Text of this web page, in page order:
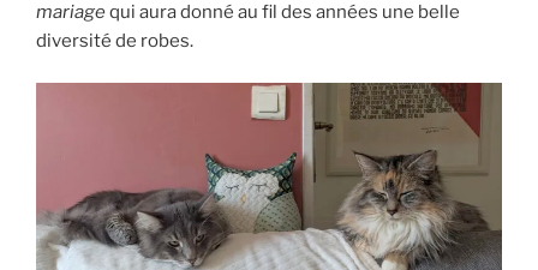
mariagequi aura donné au fil des années une belle
diversité de robes.